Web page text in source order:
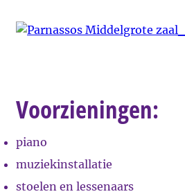
Voorzieningen:
piano
muziekinstallatie
stoelen en lessenaars